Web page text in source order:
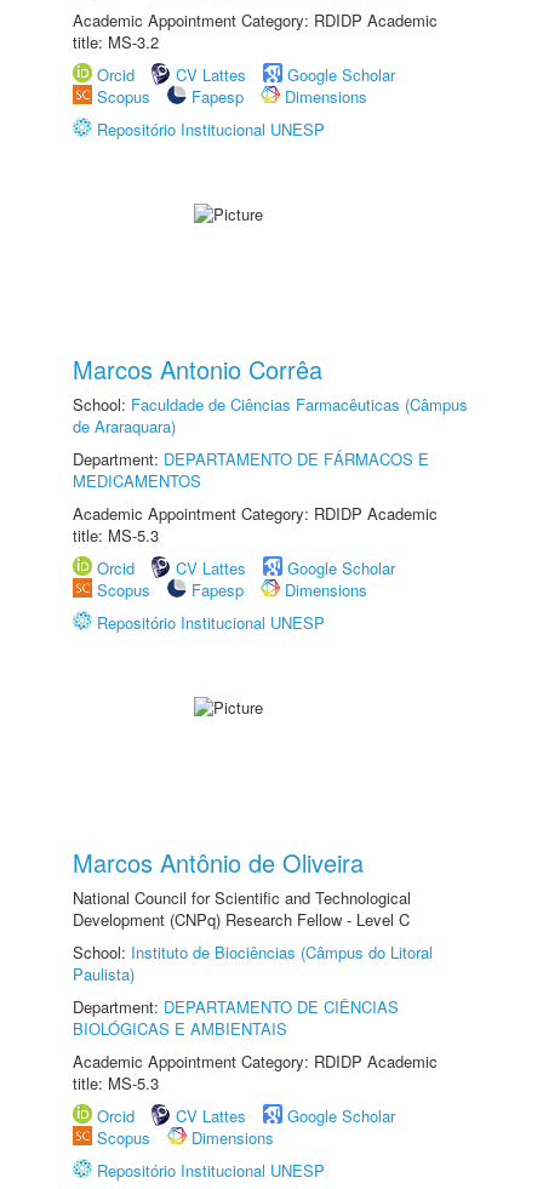
Academic Appointment Category: RDIDP Academic
title: MS-3.2
Orcid
CV Lattes
Google Scholar
Scopus
Fapesp
Dimensions
Repositório Institucional UNESP
Marcos Antonio Corrêa
School: Faculdade de Ciências Farmacêuticas (Câmpus
de Araraquara)
Department: DEPARTAMENTO DE FÁRMACOS E
MEDICAMENTOS
Academic Appointment Category: RDIDP Academic
title: MS-5.3
Orcid
CV Lattes
Google Scholar
Scopus
Fapesp
Dimensions
Repositório Institucional UNESP
Marcos Antônio de Oliveira
National Council for Scientific and Technological
Development (CNPq) Research Fellow - Level C
School: Instituto de Biociências (Câmpus do Litoral
Paulista)
Department: DEPARTAMENTO DE CIÊNCIAS
BIOLÓGICAS E AMBIENTAIS
Academic Appointment Category: RDIDP Academic
title: MS-5.3
Orcid
CV Lattes
Google Scholar
Scopus
Dimensions
Repositório Institucional UNESP